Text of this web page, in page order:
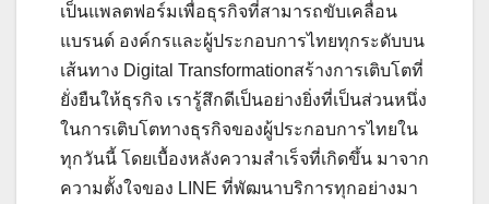
เป็นแพลตฟอร์มเพื่อธุรกิจที่สามารถขับเคลื่อน
แบรนด์ องค์กรและผู้ประกอบการไทยทุกระดับบน
เส้นทาง Digital Transformationสร้างการเติบโตที่
ยั่งยืนให้ธุรกิจ เรารู้สึกดีเป็นอย่างยิ่งที่เป็นส่วนหนึ่ง
ในการเติบโตทางธุรกิจของผู้ประกอบการไทยใน
ทุกวันนี้ โดยเบื้องหลังความสำเร็จที่เกิดขึ้น มาจาก
ความตั้งใจของ LINE ที่พัฒนาบริการทุกอย่างมา